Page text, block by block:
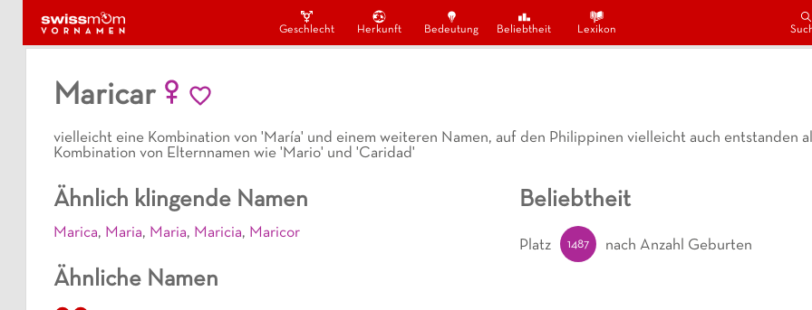
Geschlecht Herkunft Bedeutung Beliebtheit Lexikon
Maricar
vielleicht eine Kombination von 'María' und einem weiteren Namen, auf den Philippinen vielleicht auch entstanden
Kombination von Elternnamen wie 'Mario' und 'Caridad'
Ähnlich klingende Namen
Marica, Maria, Maria, Maricia, Maricor
Ähnliche Namen
Beliebtheit
Platz 1487 nach Anzahl Geburten